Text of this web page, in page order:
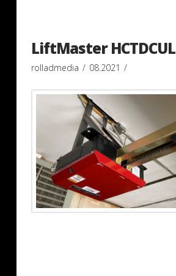
LiftMaster HCTDCUL
rolladmedia 08.2021